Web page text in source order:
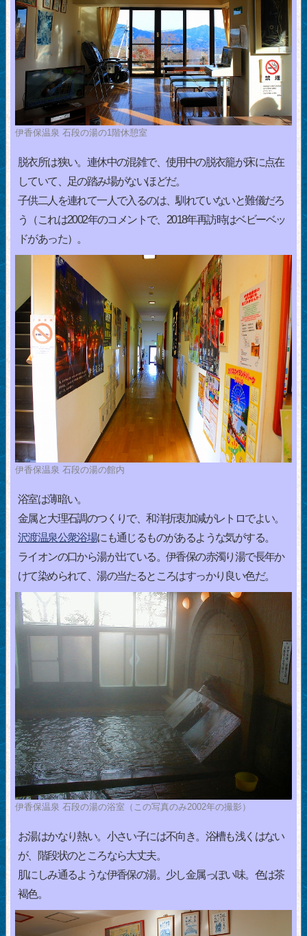
伊香保温泉 石段の湯の1階休憩室
脱衣所は狭い。連休中の混雑で、使用中の脱衣籠が床に点在
していて、足の踏み場がないほどだ。
子供二人を連れて一人で入るのは、馴れていないと難儀だろ
う（これは2002年のコメントで、2018年再訪時はベビーベッ
ドがあった）。
伊香保温泉 石段の湯の館内
浴室は薄暗い。
金属と大理石調のつくりで、和洋折衷加減がレトロでよい。
沢渡温泉公衆浴場にも通じるものがあるような気がする。
ライオンの口から湯が出ている。伊香保の赤濁り湯で長年か
けて染められて、湯の当たるところはすっかり良い色だ。
伊香保温泉 石段の湯の浴室（この写真のみ2002年の撮影）
お湯はかなり熱い。小さい子には不向き。浴槽も浅くはない
が、階段状のところなら大丈夫。
肌にしみ通るような伊香保の湯。少し金属っぽい味。色は茶
褐色。